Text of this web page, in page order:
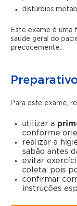
distúrbios
Este exame é uma
saúde geral do
precocemente.
Para este exame,
utilizar a
conforme
realizar a
sabão antes
evitar
coleta, pois
confirmar
instruções